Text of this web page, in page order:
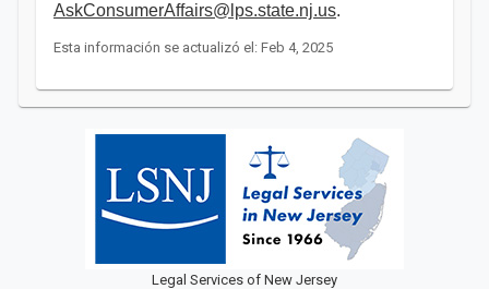
AskConsumerAffairs@lps.state.nj.us.​​​
Esta información se actualizó el: Feb 4, 2025
Legal Services of New Jersey